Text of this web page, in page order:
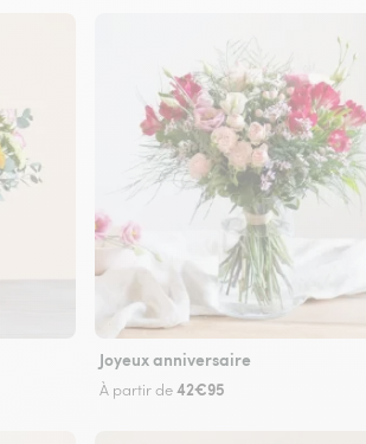
Joyeux anniversaire
À partir de42€95